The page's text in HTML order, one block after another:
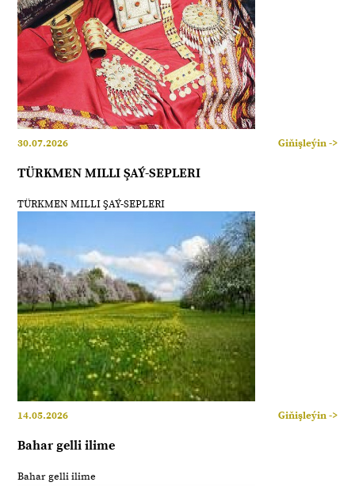
30.07.2026 Giňişleýin ->
TÜRKMEN MILLI ŞAÝ-SEPLERI
TÜRKMEN MILLI ŞAÝ-SEPLERI
14.05.2026 Giňişleýin ->
Bahar gelli ilime
Bahar gelli ilime